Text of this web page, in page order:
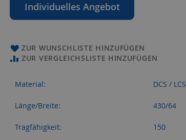
Individuelles Angebot
ZUR WUNSCHLISTE HINZUFÜGEN
ZUR VERGLEICHSLISTE HINZUFÜGEN
Material: DCS / LCS
Länge/Breite: 430/64
Tragfähigkeit: 150